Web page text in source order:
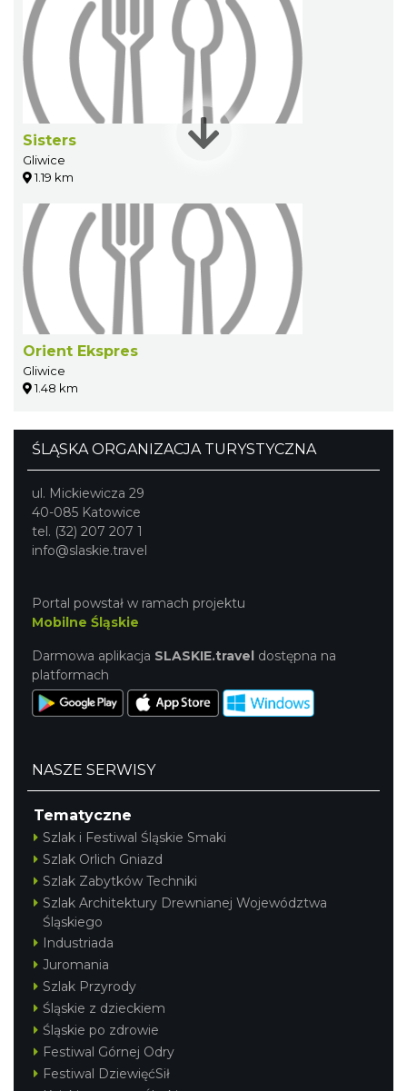
Sisters
Gliwice
1.19 km
Orient Ekspres
Gliwice
1.48 km
ŚLĄSKA ORGANIZACJA TURYSTYCZNA
ul. Mickiewicza 29
40-085 Katowice
tel. (32) 207 207 1
info@slaskie.travel
Portal powstał w ramach projektu
Mobilne Śląskie
Darmowa aplikacja SLASKIE.travel dostępna na
platformach
NASZE SERWISY
Tematyczne
Szlak i Festiwal Śląskie Smaki
Szlak Orlich Gniazd
Szlak Zabytków Techniki
Szlak Architektury Drewnianej Województwa
Śląskiego
Industriada
Juromania
Szlak Przyrody
Śląskie z dzieckiem
Śląskie po zdrowie
Festiwal Górnej Odry
Festiwal DziewięćSił